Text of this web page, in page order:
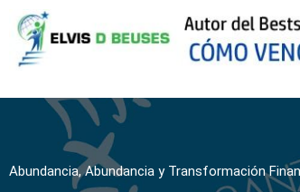
Abundancia,Abundancia y Transformación